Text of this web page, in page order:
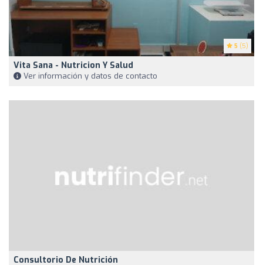
5 (5)
Vita Sana - Nutricion Y Salud
Ver información y datos de contacto
Consultorio De Nutrición